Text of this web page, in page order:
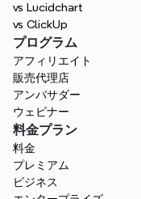
vs Lucidchart
vs ClickUp
プログラム
アフィリエイト
販売代理店
アンバサダー
ウェビナー
料金プラン
料金
プレミアム
ビジネス